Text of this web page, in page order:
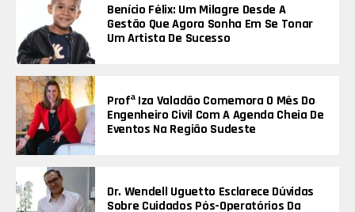
Benício Félix: Um Milagre Desde A
Gestão Que Agora Sonha Em Se Tonar
Um Artista De Sucesso
Profª Iza Valadão Comemora O Mês Do
Engenheiro Civil Com A Agenda Cheia De
Eventos Na Região Sudeste
Dr. Wendell Uguetto Esclarece Dúvidas
Sobre Cuidados Pós-Operatórios Da